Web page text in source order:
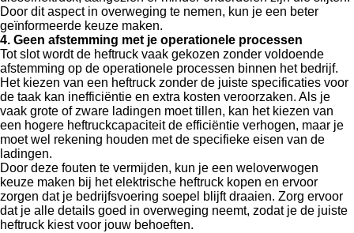
Door dit aspect in overweging te nemen, kun je een beter
geïnformeerde keuze maken.
4. Geen afstemming met je operationele processen
Tot slot wordt de heftruck vaak gekozen zonder voldoende
afstemming op de operationele processen binnen het bedrijf.
Het kiezen van een heftruck zonder de juiste specificaties voor
de taak kan inefficiëntie en extra kosten veroorzaken. Als je
vaak grote of zware ladingen moet tillen, kan het kiezen van
een hogere heftruckcapaciteit de efficiëntie verhogen, maar je
moet wel rekening houden met de specifieke eisen van de
ladingen.
Door deze fouten te vermijden, kun je een weloverwogen
keuze maken bij het elektrische heftruck kopen en ervoor
zorgen dat je bedrijfsvoering soepel blijft draaien. Zorg ervoor
dat je alle details goed in overweging neemt, zodat je de juiste
heftruck kiest voor jouw behoeften.